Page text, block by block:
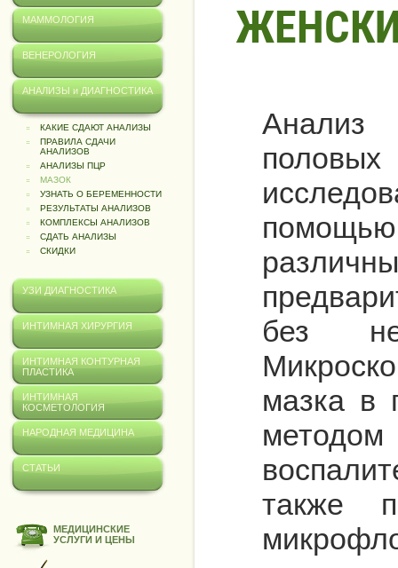
МАММОЛОГИЯ
ВЕНЕРОЛОГИЯ
АНАЛИЗЫ и ДИАГНОСТИКА
КАКИЕ СДАЮТ АНАЛИЗЫ
ПРАВИЛА СДАЧИ
АНАЛИЗОВ
АНАЛИЗЫ ПЦР
МАЗОК
УЗНАТЬ О БЕРЕМЕННОСТИ
РЕЗУЛЬТАТЫ АНАЛИЗОВ
КОМПЛЕКСЫ АНАЛИЗОВ
СДАТЬ АНАЛИЗЫ
СКИДКИ
УЗИ ДИАГНОСТИКА
ИНТИМНАЯ ХИРУРГИЯ
ИНТИМНАЯ КОНТУРНАЯ
ПЛАСТИКА
ИНТИМНАЯ
КОСМЕТОЛОГИЯ
НАРОДНАЯ МЕДИЦИНА
СТАТЬИ
МЕДИЦИНСКИЕ
УСЛУГИ И ЦЕНЫ
Анализ
без
мазка в
также